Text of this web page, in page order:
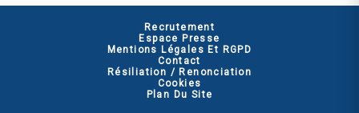
Recrutement
Espace Presse
Mentions Légales Et RGPD
Contact
Résiliation / Renonciation
Cookies
Plan Du Site